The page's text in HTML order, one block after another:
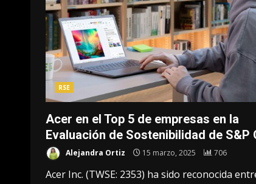
RSE
Acer en el Top 5 de empresas en la
Evaluación de Sostenibilidad de S&P
Alejandra Ortiz 15 marzo, 2025 706
Acer Inc. (TWSE: 2353) ha sido reconocida